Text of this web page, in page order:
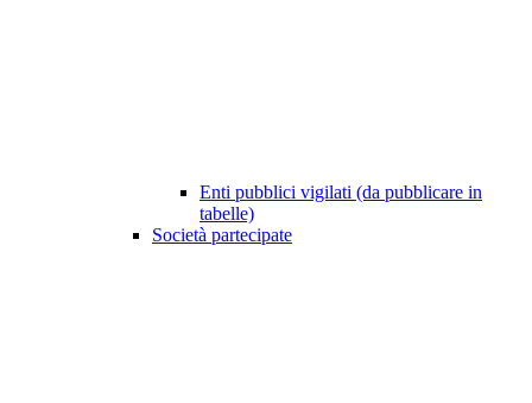
Enti pubblici vigilati (da pubblicare in
tabelle)
Società partecipate